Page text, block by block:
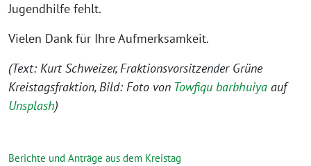
Jugendhilfe fehlt.
Vielen Dank für Ihre Aufmerksamkeit.
(Text: Kurt Schweizer, Fraktionsvorsitzender Grüne
Kreistagsfraktion, Bild: Foto von Towfiqu barbhuiya auf
Unsplash)
Berichte und Anträge aus dem Kreistag